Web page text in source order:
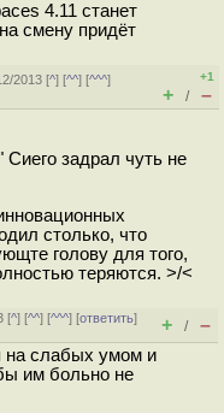
4.11 станет
смену придёт
2013 [^] [^^] [^^^]
+1
+ / –
Сиего задрал чуть не
столько, что
голову для того,
теряются. >/<
[^] [^^] [^^^] [ответить]
+ / –
на слабых умом и
им больно не